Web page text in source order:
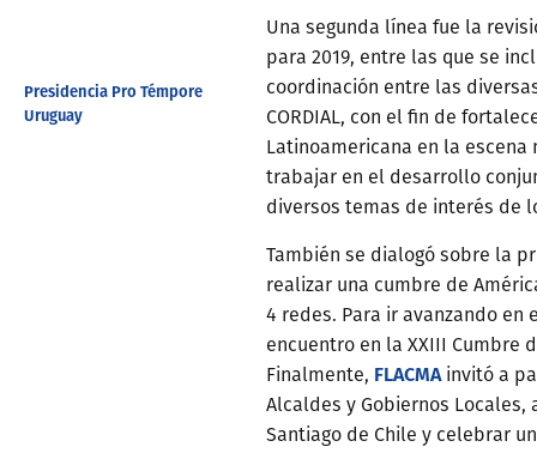
Presidencia Pro Témpore
Uruguay
Una segunda línea fue la
para 2019, entre las que se
coordinación entre las
CORDIAL, con el fin de
Latinoamericana en la
trabajar en el desarrollo
diversos temas de interés de
También se dialogó sobre la
realizar una cumbre de
4 redes. Para ir avanzando en
encuentro en la XXIII Cumbre
Finalmente, FLACMAinvitó a
Alcaldes y Gobiernos Locales,
Santiago de Chile y celebrar